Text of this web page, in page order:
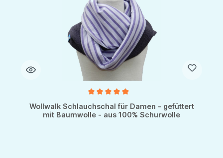
Durchschnittliche Bewertung von 5 von 5 Sternen
Wollwalk Schlauchschal für Damen - gefüttert
mit Baumwolle - aus 100% Schurwolle